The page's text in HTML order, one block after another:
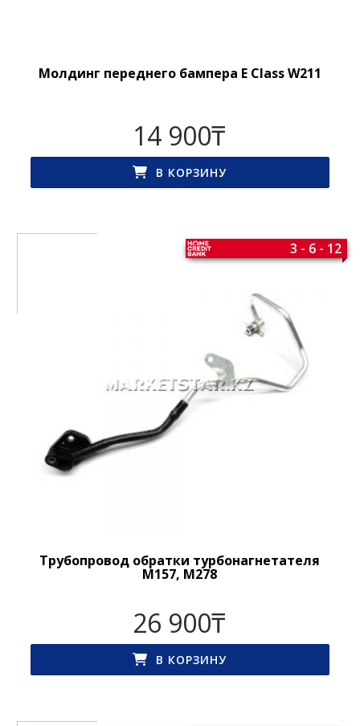
Молдинг переднего бампера E Class W211
14 900₸
В КОРЗИНУ
Трубопровод обратки турбонагнетателя
M157, M278
3 - 6 - 12
26 900₸
В КОРЗИНУ